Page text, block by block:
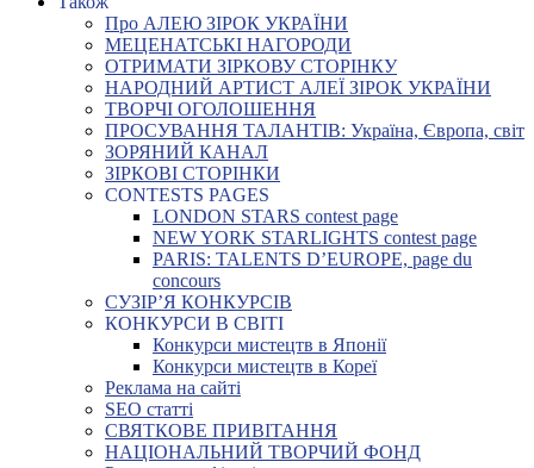
Про АЛЕЮ ЗІРОК УКРАЇНИ
МЕЦЕНАТСЬКІ НАГОРОДИ
ОТРИМАТИ ЗІРКОВУ СТОРІНКУ
НАРОДНИЙ АРТИСТ АЛЕЇ ЗІРОК УКРАЇНИ
ТВОРЧІ ОГОЛОШЕННЯ
ПРОСУВАННЯ ТАЛАНТІВ: Україна, Європа, світ
ЗОРЯНИЙ КАНАЛ
ЗІРКОВІ СТОРІНКИ
CONTESTS PAGES
LONDON STARS contest page
NEW YORK STARLIGHTS contest page
PARIS: TALENTS D’EUROPE, page du
concours
СУЗІР’Я КОНКУРСІВ
КОНКУРСИ В СВІТІ
Конкурси мистецтв в Японії
Конкурси мистецтв в Кореї
Реклама на сайті
SEO статті
СВЯТКОВЕ ПРИВІТАННЯ
НАЦІОНАЛЬНИЙ ТВОРЧИЙ ФОНД